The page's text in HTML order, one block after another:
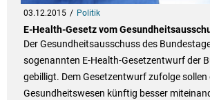
03.12.2015 Politik
E-Health-Gesetz vom
Der Gesundheitsausschuss des
sogenannten E-Health-Gesetzentwurf der
gebilligt. Dem Gesetzentwurf zufolge sollen
Gesundheitswesen künftig besser